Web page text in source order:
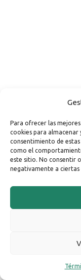
Para ofrecer las
cookies para
consentimiento de
como el
este sitio. No consentir
negativamente a ciertas